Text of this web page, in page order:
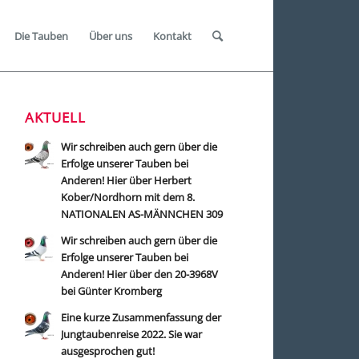
Die Tauben Über uns Kontakt
AKTUELL
Wir schreiben auch gern über die
Erfolge unserer Tauben bei
Anderen! Hier über Herbert
Kober/Nordhorn mit dem 8.
NATIONALEN AS-MÄNNCHEN 309
Wir schreiben auch gern über die
Erfolge unserer Tauben bei
Anderen! Hier über den 20-3968V
bei Günter Kromberg
Eine kurze Zusammenfassung der
Jungtaubenreise 2022. Sie war
ausgesprochen gut!